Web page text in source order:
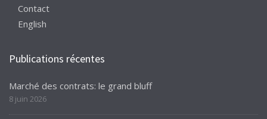
Contact
English
Publications récentes
Marché des contrats: le grand bluff
8 juin 2026